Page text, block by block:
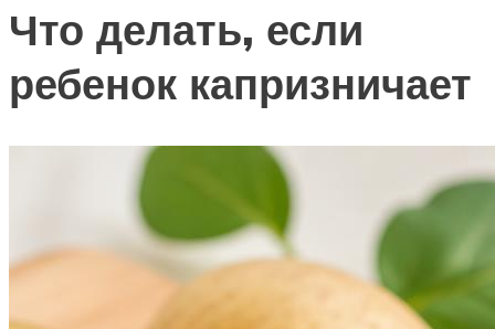
Что делать, если
ребенок капризничает